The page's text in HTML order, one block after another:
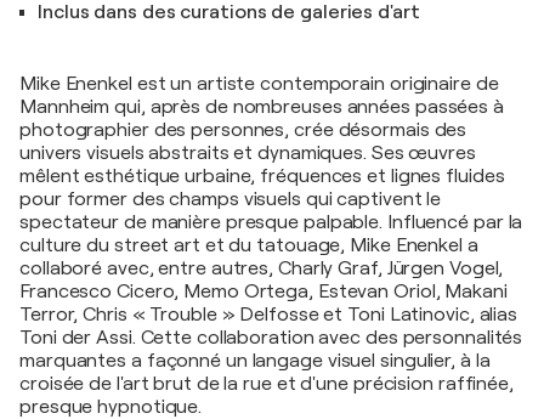
Inclus dans des curations de galeries d'art
Mike Enenkel est un artiste contemporain originaire de
Mannheim qui, après de nombreuses années passées à
photographier des personnes, crée désormais des
univers visuels abstraits et dynamiques. Ses œuvres
mêlent esthétique urbaine, fréquences et lignes fluides
pour former des champs visuels qui captivent le
spectateur de manière presque palpable. Influencé par la
culture du street art et du tatouage, Mike Enenkel a
collaboré avec, entre autres, Charly Graf, Jürgen Vogel,
Francesco Cicero, Memo Ortega, Estevan Oriol, Makani
Terror, Chris « Trouble » Delfosse et Toni Latinovic, alias
Toni der Assi. Cette collaboration avec des personnalités
marquantes a façonné un langage visuel singulier, à la
croisée de l'art brut de la rue et d'une précision raffinée,
presque hypnotique.